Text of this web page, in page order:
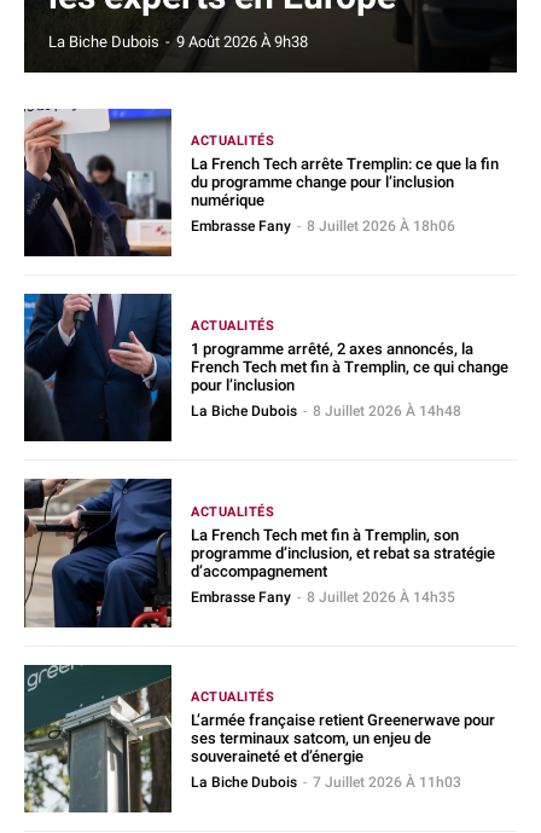
La Biche Dubois - 9 Août 2026 À 9h38
ACTUALITÉS
La French Tech arrête Tremplin: ce que la fin
du programme change pour l’inclusion
numérique
Embrasse Fany - 8 Juillet 2026 À 18h06
ACTUALITÉS
1 programme arrêté, 2 axes annoncés, la
French Tech met fin à Tremplin, ce qui change
pour l’inclusion
La Biche Dubois - 8 Juillet 2026 À 14h48
ACTUALITÉS
La French Tech met fin à Tremplin, son
programme d’inclusion, et rebat sa stratégie
d’accompagnement
Embrasse Fany - 8 Juillet 2026 À 14h35
ACTUALITÉS
L’armée française retient Greenerwave pour
ses terminaux satcom, un enjeu de
souveraineté et d’énergie
La Biche Dubois - 7 Juillet 2026 À 11h03